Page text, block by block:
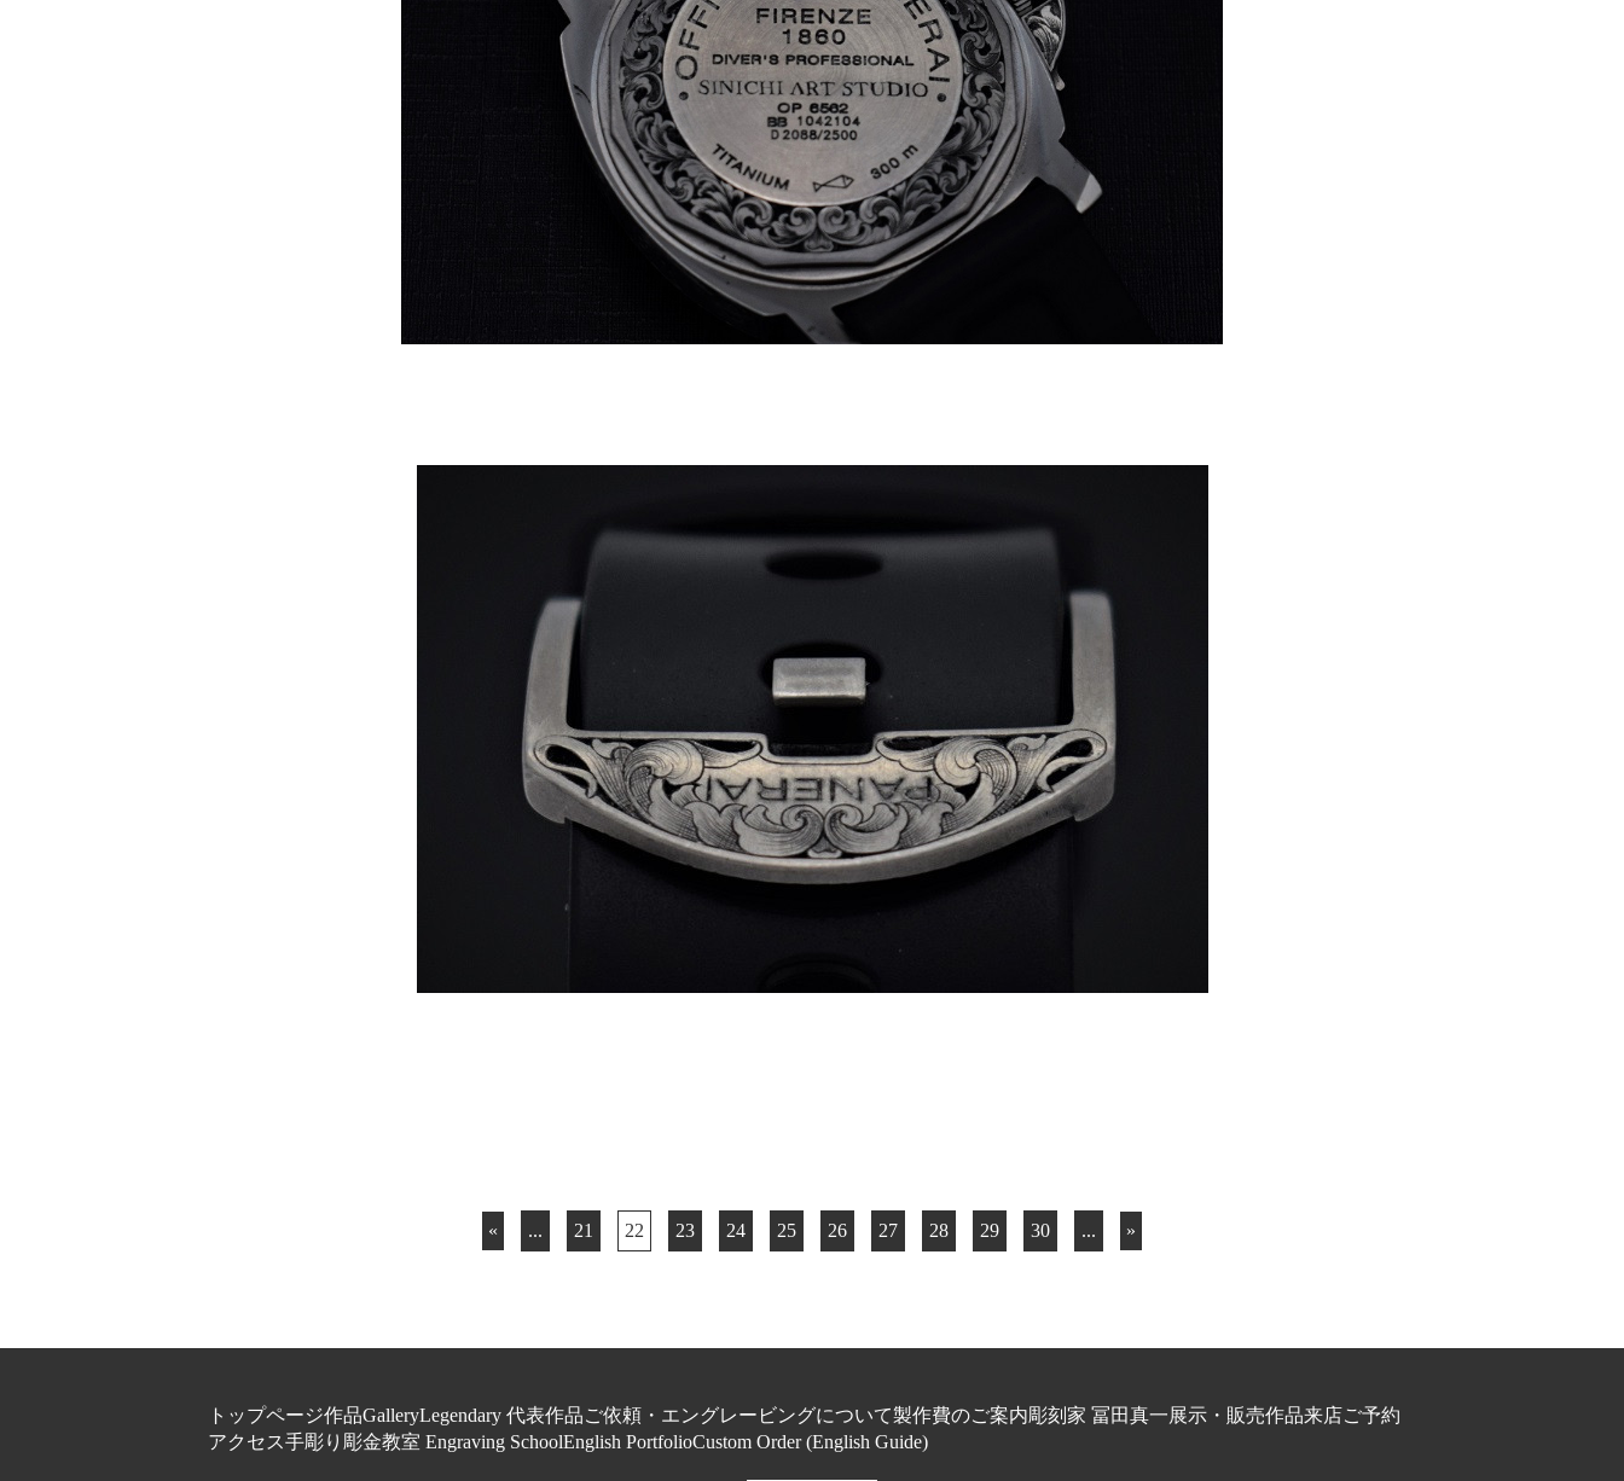
« ... 21 22 23 24 25 26 27 28 29 30 ... »
トップページ作品GalleryLegendary 代表作品ご依頼・エングレービングについて製作費のご案内彫刻家 冨田真一展示・販売作品来店ご予約
アクセス手彫り彫金教室 Engraving SchoolEnglish PortfolioCustom Order (English Guide)